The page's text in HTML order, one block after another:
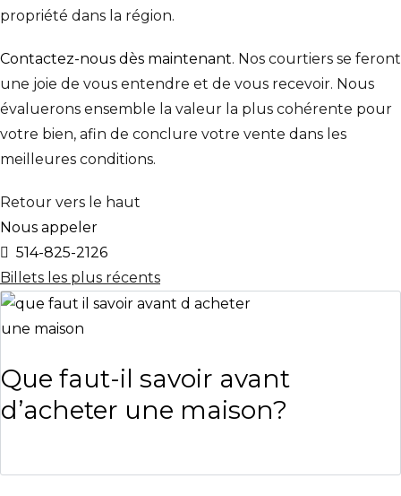
propriété dans la région.
Contactez-nous dès maintenant. Nos courtiers se feront
une joie de vous entendre et de vous recevoir. Nous
évaluerons ensemble la valeur la plus cohérente pour
votre bien, afin de conclure votre vente dans les
meilleures conditions.
Retour vers le haut
Nous appeler
514-825-2126
Billets les plus récents
Que faut-il savoir avant
d’acheter une maison?